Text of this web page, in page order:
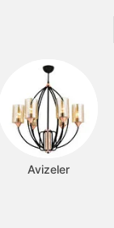
Avizeler